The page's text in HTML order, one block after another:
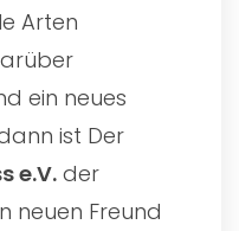
Arten
ein neues
ist Der
e.V. der
neuen Freund